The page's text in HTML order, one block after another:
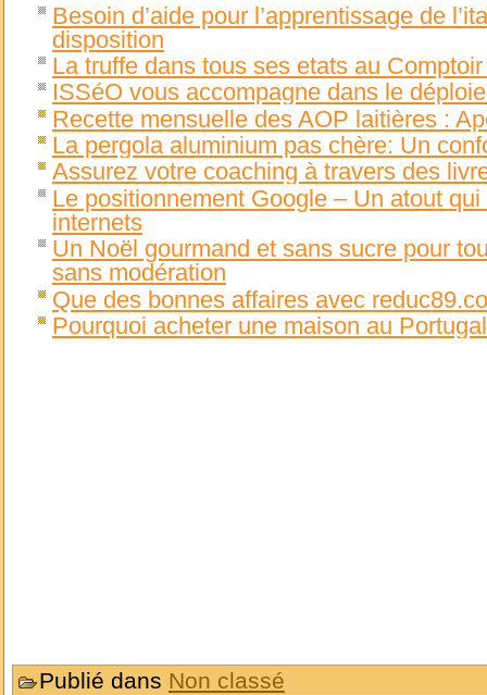
Besoin d’aide pour l’apprentissage de
disposition
La truffe dans tous ses etats au
ISSéO vous accompagne dans le
Recette mensuelle des AOP laitières :
La pergola aluminium pas chère: Un
Assurez votre coaching à travers des
Le positionnement Google – Un atout
internets
Un Noël gourmand et sans sucre pour
sans modération
Que des bonnes affaires avec
Pourquoi acheter une maison au
Publié dans Non classé